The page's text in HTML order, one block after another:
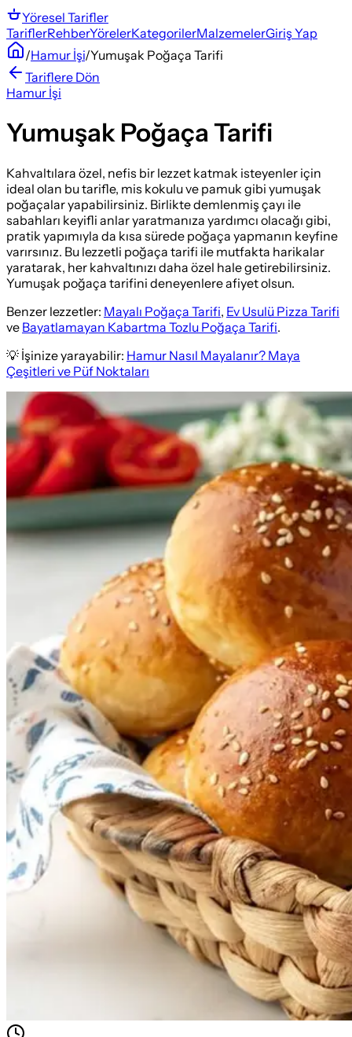
Yöresel Tarifler
TariflerRehberYörelerKategorilerMalzemelerGiriş Yap
/Hamur İşi/Yumuşak Poğaça Tarifi
Tariflere Dön
Hamur İşi
Yumuşak Poğaça Tarifi
Kahvaltılara özel, nefis bir lezzet katmak isteyenler için
ideal olan bu tarifle, mis kokulu ve pamuk gibi yumuşak
poğaçalar yapabilirsiniz. Birlikte demlenmiş çayı ile
sabahları keyifli anlar yaratmanıza yardımcı olacağı gibi,
pratik yapımıyla da kısa sürede poğaça yapmanın keyfine
varırsınız. Bu lezzetli poğaça tarifi ile mutfakta harikalar
yaratarak, her kahvaltınızı daha özel hale getirebilirsiniz.
Yumuşak poğaça tarifini deneyenlere afiyet olsun.
Benzer lezzetler: Mayalı Poğaça Tarifi, Ev Usulü Pizza Tarifi
ve Bayatlamayan Kabartma Tozlu Poğaça Tarifi.
💡 İşinize yarayabilir: Hamur Nasıl Mayalanır? Maya
Çeşitleri ve Püf Noktaları